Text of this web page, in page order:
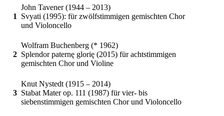
1
John Tavener (1944 – 2013)
Svyati (1995): für zwölfstimmigen gemischten Chor
und Violoncello
2
Wolfram Buchenberg (* 1962)
Splendor paternę glorię (2015) für achtstimmigen
gemischten Chor und Violine
3
Knut Nystedt (1915 – 2014)
Stabat Mater op. 111 (1987) für vier- bis
siebenstimmigen gemischten Chor und Violoncello